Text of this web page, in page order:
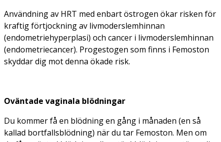
Användning av HRT med enbart östrogen ökar risken för
kraftig förtjockning av livmoderslemhinnan
(endometriehyperplasi) och cancer i livmoderslemhinnan
(endometriecancer). Progestogen som finns i Femoston
skyddar dig mot denna ökade risk.
Oväntade vaginala blödningar
Du kommer få en blödning en gång i månaden (en så
kallad bortfallsblödning) när du tar Femoston. Men om